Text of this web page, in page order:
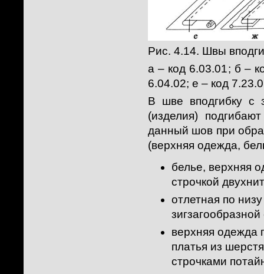
Рис. 4.14. Швы
а – код 6.03.01; б –
6.04.02; е – код
В шве вподгибку с
(изделия)
данный шов при
(верхняя одежда,
белье, верхняя
строчкой
отлетная по
зигзагообразной
верхняя одежда
платья из
строчками